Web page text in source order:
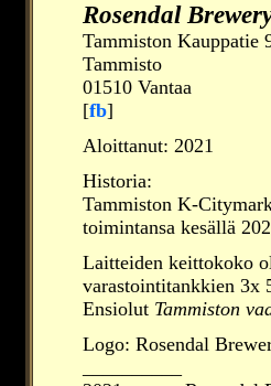
Rosendal
Tammiston Kauppatie
Tammisto
01510 Vantaa
[fb]
Aloittanut: 2021
Historia:
Tammiston K-
toimintansa kesällä
Laitteiden keittokoko
varastointitankkien 3x
Ensiolut Tammiston
Logo: Rosendal